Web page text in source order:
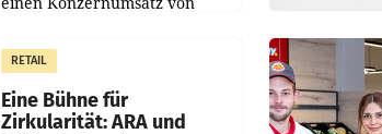
erwirtschaftet, was einem Plus
von 3,8 Prozent gegenüber
dem Vergleichszeitraum
RETAIL
Eine Bühne für
Zirkularität: ARA und